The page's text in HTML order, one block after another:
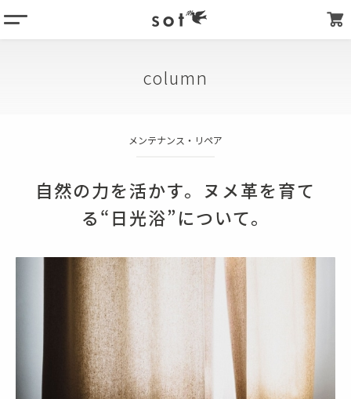
products
store list
column
メンテナンス・リペア
自然の力を活かす。ヌメ革を育て
る“日光浴”について。